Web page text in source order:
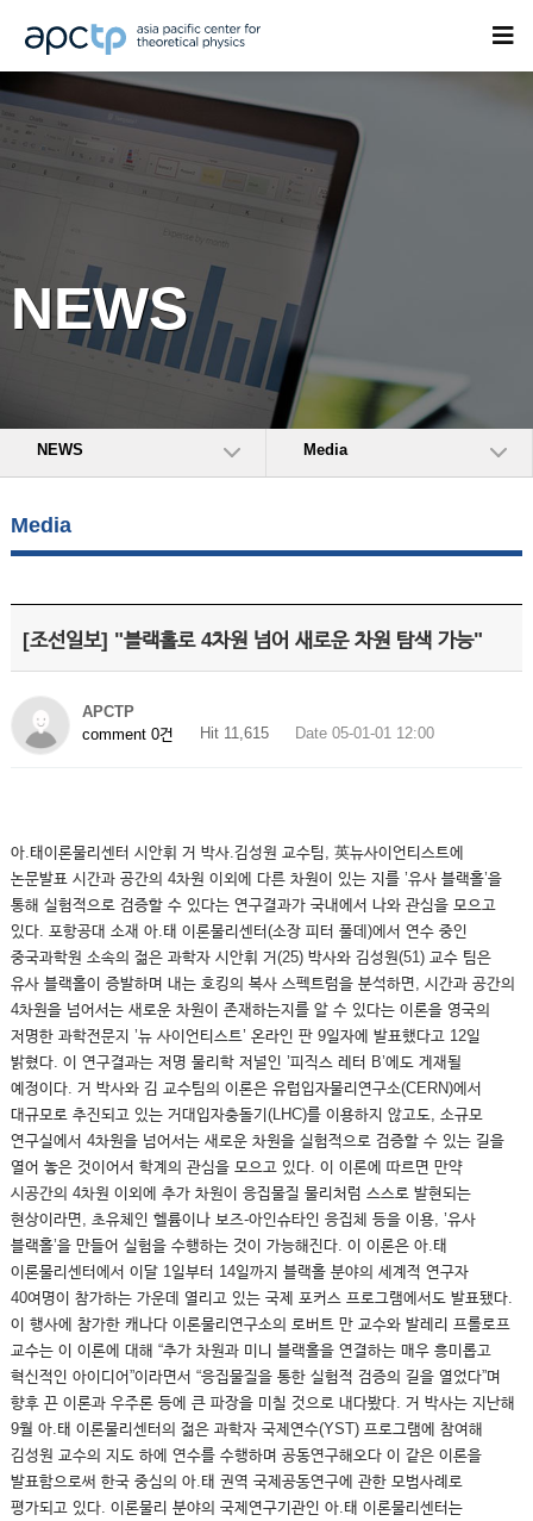
NEWS
NEWS Media
Media
[조선일보] "블랙홀로 4차원 넘어 새로운 차원 탐색 가능"
APCTP
comment 0건
Hit 11,615 Date 05-01-01 12:00
아.태이론물리센터 시안휘 거 박사.김성원 교수팀, 英뉴사이언티스트에
논문발표 시간과 공간의 4차원 이외에 다른 차원이 있는 지를 ’유사 블랙홀’을
통해 실험적으로 검증할 수 있다는 연구결과가 국내에서 나와 관심을 모으고
있다. 포항공대 소재 아.태 이론물리센터(소장 피터 풀데)에서 연수 중인
중국과학원 소속의 젊은 과학자 시안휘 거(25) 박사와 김성원(51) 교수 팀은
유사 블랙홀이 증발하며 내는 호킹의 복사 스펙트럼을 분석하면, 시간과 공간의
4차원을 넘어서는 새로운 차원이 존재하는지를 알 수 있다는 이론을 영국의
저명한 과학전문지 ’뉴 사이언티스트’ 온라인 판 9일자에 발표했다고 12일
밝혔다. 이 연구결과는 저명 물리학 저널인 ’피직스 레터 B’에도 게재될
예정이다. 거 박사와 김 교수팀의 이론은 유럽입자물리연구소(CERN)에서
대규모로 추진되고 있는 거대입자충돌기(LHC)를 이용하지 않고도, 소규모
연구실에서 4차원을 넘어서는 새로운 차원을 실험적으로 검증할 수 있는 길을
열어 놓은 것이어서 학계의 관심을 모으고 있다. 이 이론에 따르면 만약
시공간의 4차원 이외에 추가 차원이 응집물질 물리처럼 스스로 발현되는
현상이라면, 초유체인 헬륨이나 보즈-아인슈타인 응집체 등을 이용, ’유사
블랙홀’을 만들어 실험을 수행하는 것이 가능해진다. 이 이론은 아.태
이론물리센터에서 이달 1일부터 14일까지 블랙홀 분야의 세계적 연구자
40여명이 참가하는 가운데 열리고 있는 국제 포커스 프로그램에서도 발표됐다.
이 행사에 참가한 캐나다 이론물리연구소의 로버트 만 교수와 발레리 프롤로프
교수는 이 이론에 대해 “추가 차원과 미니 블랙홀을 연결하는 매우 흥미롭고
혁신적인 아이디어”이라면서 “응집물질을 통한 실험적 검증의 길을 열었다”며
향후 끈 이론과 우주론 등에 큰 파장을 미칠 것으로 내다봤다. 거 박사는 지난해
9월 아.태 이론물리센터의 젊은 과학자 국제연수(YST) 프로그램에 참여해
김성원 교수의 지도 하에 연수를 수행하며 공동연구해오다 이 같은 이론을
발표함으로써 한국 중심의 아.태 권역 국제공동연구에 관한 모범사례로
평가되고 있다. 이론물리 분야의 국제연구기관인 아.태 이론물리센터는